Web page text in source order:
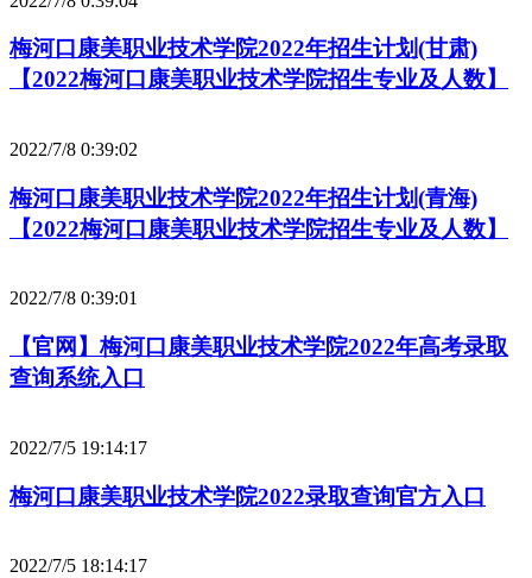
梅河口康美职业技术学院2022年招生计划(甘肃)
【2022梅河口康美职业技术学院招生专业及人数】
2022/7/8 0:39:02
梅河口康美职业技术学院2022年招生计划(青海)
【2022梅河口康美职业技术学院招生专业及人数】
2022/7/8 0:39:01
【官网】梅河口康美职业技术学院2022年高考录取
查询系统入口
2022/7/5 19:14:17
梅河口康美职业技术学院2022录取查询官方入口
2022/7/5 18:14:17